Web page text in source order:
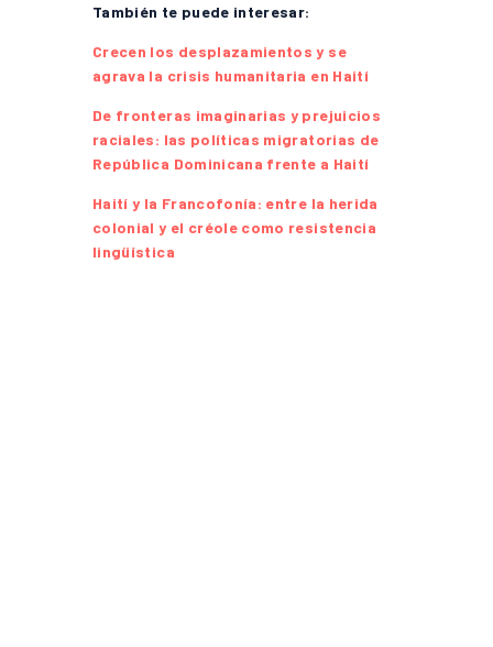
También te puede interesar:
Crecen los desplazamientos y se
agrava la crisis humanitaria en Haití
De fronteras imaginarias y prejuicios
raciales: las políticas migratorias de
República Dominicana frente a Haití
Haití y la Francofonía: entre la herida
colonial y el créole como resistencia
lingüística